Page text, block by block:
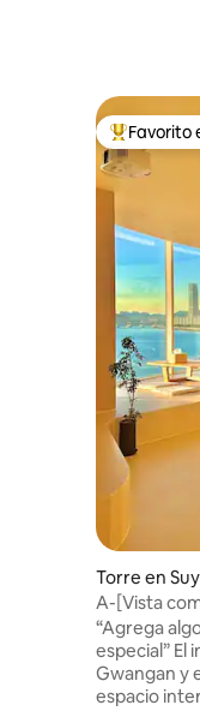
De los
Favorito
Torre en
A-[Vista
de la playa]
“Agrega
especial” El ininterrumpido puente
Gwangan y
espacio